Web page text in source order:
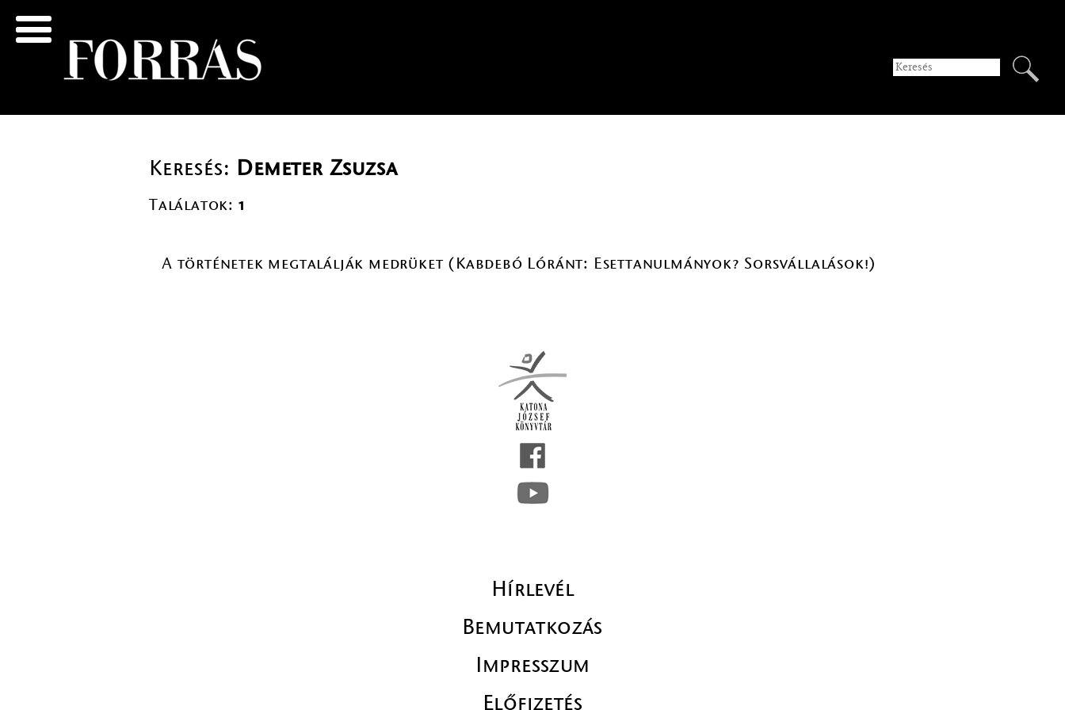
Keresés: Demeter Zsuzsa
Találatok: 1
A történetek megtalálják medrüket (Kabdebó Lóránt: Esettanulmányok? Sorsvállalások!)
Hírlevél
Bemutatkozás
Impresszum
Előfizetés